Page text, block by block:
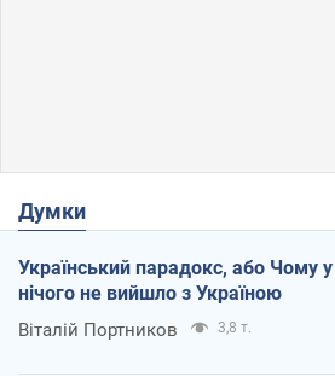
Думки
Український парадокс, або Чому у
нічого не вийшло з Україною
Віталій Портников 3,8 т.